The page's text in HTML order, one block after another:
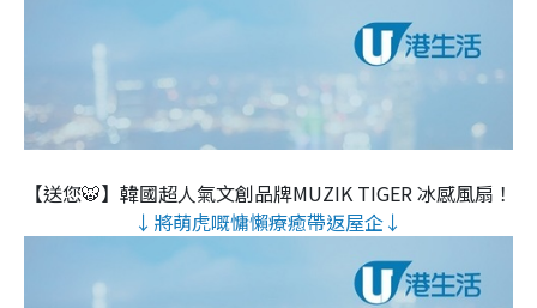
【送您🐯】韓國超人氣文創品牌MUZIK TIGER 冰感風扇！
↓將萌虎嘅慵懶療癒帶返屋企↓